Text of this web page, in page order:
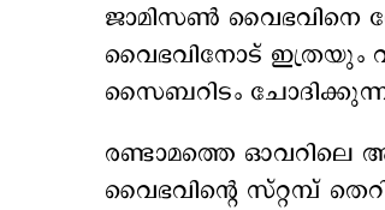
ജാമിസണ്‍ വൈഭവിനെ
വൈഭവിനോട് ഇത്രയും
സൈബറിടം
രണ്ടാമത്തെ ഓവറിലെ
വൈഭവിന്റെ സ്റ്റമ്പ്